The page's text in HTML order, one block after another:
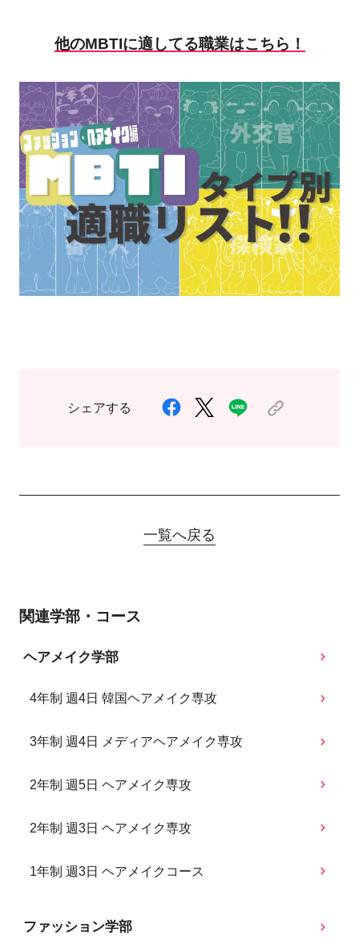
他のMBTIに適してる職業はこちら！
シェアする
一覧へ戻る
関連学部・コース
ヘアメイク学部
4年制 週4日 韓国ヘアメイク専攻
3年制 週4日 メディアヘアメイク専攻
2年制 週5日 ヘアメイク専攻
2年制 週3日 ヘアメイク専攻
1年制 週3日 ヘアメイクコース
ファッション学部